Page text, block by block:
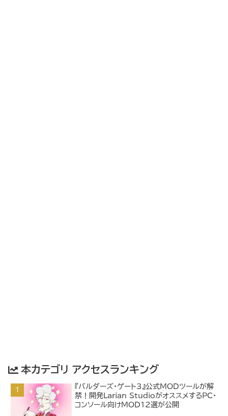
本カテゴリ アクセスランキング
『バルダーズ・ゲート3』公式MODツールが解
禁！開発Larian StudioがオススメするPC・
コンソール向けMOD12選が公開